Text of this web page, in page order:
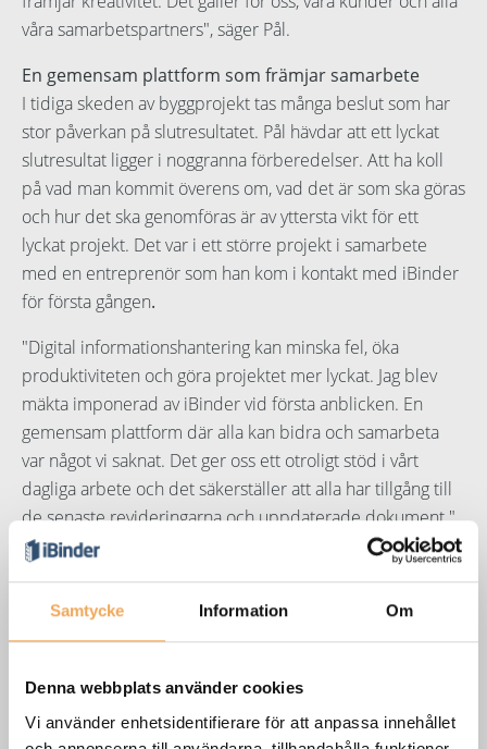
Samtycke Information Om
Denna webbplats använder cookies
Vi använder enhetsidentifierare för att anpassa innehållet
våra samarbetspartners", säger Pål.
En gemensam plattform som främjar samarbete
I tidiga skeden av byggprojekt tas många beslut som har
stor påverkan på slutresultatet. Pål hävdar att ett lyckat
slutresultat ligger i noggranna förberedelser. Att ha koll
på vad man kommit överens om, vad det är som ska göras
och hur det ska genomföras är av yttersta vikt för ett
lyckat projekt. Det var i ett större projekt i samarbete
med en entreprenör som han kom i kontakt med iBinder
för första gången.
"Digital informationshantering kan minska fel, öka
produktiviteten och göra projektet mer lyckat. Jag blev
mäkta imponerad av iBinder vid första anblicken. En
gemensam plattform där alla kan bidra och samarbeta
var något vi saknat. Det ger oss ett otroligt stöd i vårt
dagliga arbete och det säkerställer att alla har tillgång till
de senaste revideringarna och uppdaterade dokument."
Digital informationshantering skapar värde
Nyfikenhet har varit ett ledord från start och modet att
ifrågasätta och utveckla arbetssätt har varit avgörande för
framgångarna hosRoss Arkitektur & Design.En svag länk i
byggprocessen som identifierades tidigt var
informationshantering och bristen på tydlig
kommunikation, något som förändrats och förbättrats